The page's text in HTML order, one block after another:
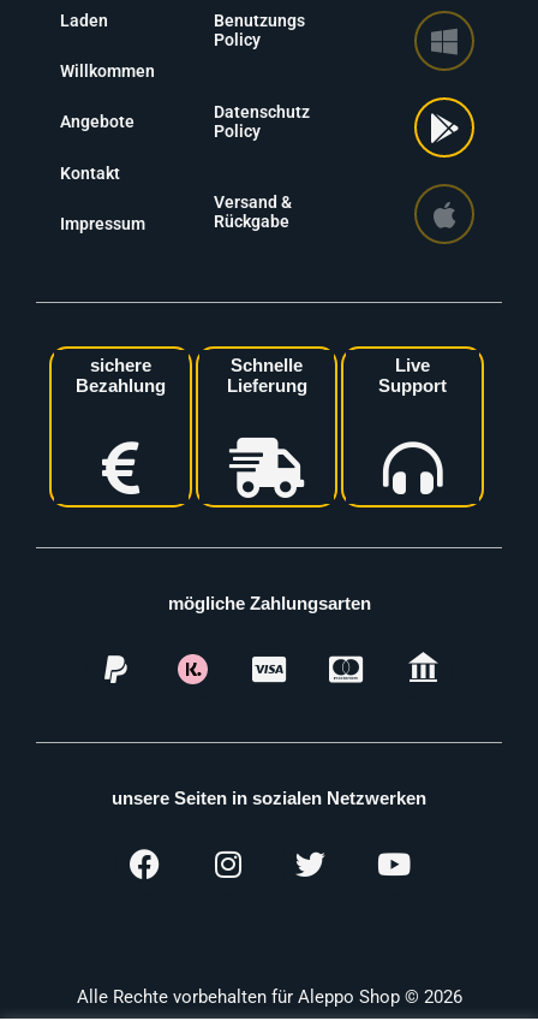
Laden
Willkommen
Angebote
Kontakt
Impressum
Benutzungs
Policy
Datenschutz
Policy
Versand &
Rückgabe
sichere
Bezahlung
Schnelle
Lieferung
Live
Support
mögliche Zahlungsarten
unsere Seiten in sozialen Netzwerken
Alle Rechte vorbehalten für Aleppo Shop © 2026